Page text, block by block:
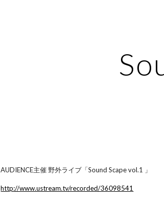
AUDIENCE主催 野外ライブ「Sound Scape vol.1 」
http://www.ustream.tv/recorded/36098541